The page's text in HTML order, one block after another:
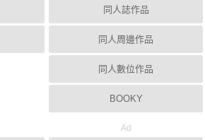
同人誌作品
同人周邊作品
同人數位作品
BOOKY
Ad